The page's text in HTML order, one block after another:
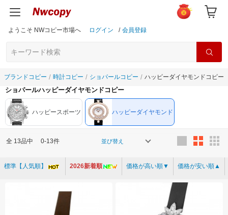
ようこそ NWコピー市場へ ログイン / 会員登録
ブランドコピー 時計コピー ショパールコピー ハッピーダイヤモンドコピー
ショパールハッピーダイヤモンドコピー
ハッピースポーツ ハッピーダイヤモンド
全 13品中 0-13件 並び替え
標準【人気順】 2026新着順 価格が高い順▼ 価格が安い順▲